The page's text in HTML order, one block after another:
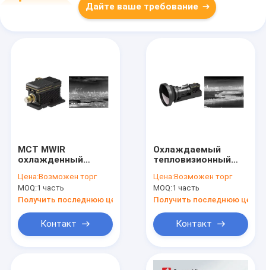
Дайте ваше требование
MCT MWIR
охлажденный
640x512 / 15μm для
обнаружения на
большие
расстояния
Цена:Возможен торг
MOQ:1 часть
Получить последнюю цену
Контакт
Охлаждаемый
тепловизионный
мкм с объективом
с непрерывным
зумом 60~240
мм/F4
Цена:Возможен торг
MOQ:1 часть
Получить последнюю цену
Контакт